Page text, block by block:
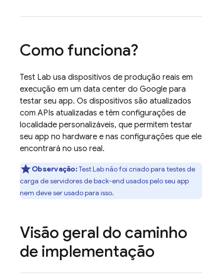
Como funciona?
Test Lab usa dispositivos de produção reais em
execução em um data center do Google para
testar seu app. Os dispositivos são atualizados
com APIs atualizadas e têm configurações de
localidade personalizáveis, que permitem testar
seu app no hardware e nas configurações que ele
encontrará no uso real.
Observação:Test Labnão foi criado para testes de
carga de servidores de back-end usados pelo seu app
nem deve ser usado para isso.
Visão geral do caminho
de implementação